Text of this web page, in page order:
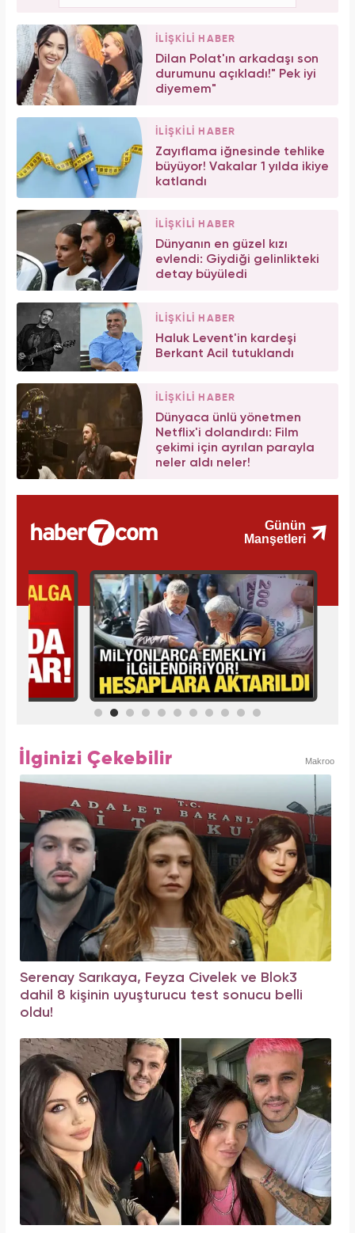
İLİŞKİLİ HABER
Dilan Polat'ın arkadaşı son
durumunu açıkladı!" Pek iyi
diyemem"
İLİŞKİLİ HABER
Zayıflama iğnesinde tehlike
büyüyor! Vakalar 1 yılda ikiye
katlandı
İLİŞKİLİ HABER
Dünyanın en güzel kızı
evlendi: Giydiği gelinlikteki
detay büyüledi
İLİŞKİLİ HABER
Haluk Levent'in kardeşi
Berkant Acil tutuklandı
İLİŞKİLİ HABER
Dünyaca ünlü yönetmen
Netflix'i dolandırdı: Film
çekimi için ayrılan parayla
neler aldı neler!
İlginizi Çekebilir Makroo
Serenay Sarıkaya, Feyza Civelek ve Blok3
dahil 8 kişinin uyuşturucu test sonucu belli
oldu!